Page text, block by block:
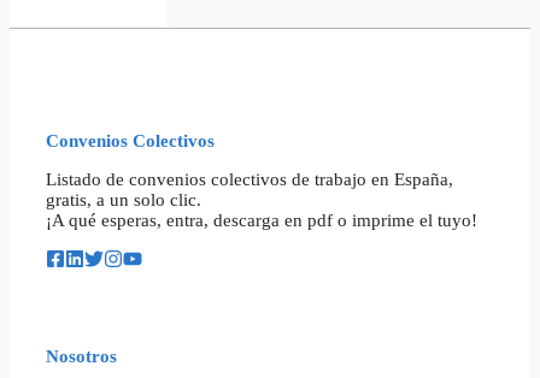
Convenios Colectivos
Listado de convenios colectivos de trabajo en España,
gratis, a un solo clic.
¡A qué esperas, entra, descarga en pdf o imprime el tuyo!
Nosotros